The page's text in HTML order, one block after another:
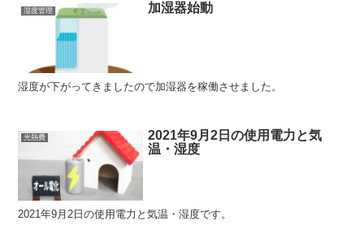
湿度管理 加湿器始動
湿度が下がってきましたので加湿器を稼働させました。
光熱費
2021年9月2日の使用電力と気
温・湿度
2021年9月2日の使用電力と気温・湿度です。